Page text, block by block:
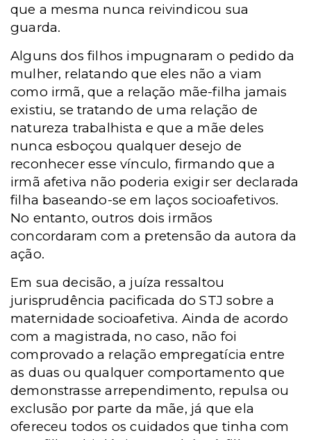
que a mesma nunca reivindicou sua
guarda.
Alguns dos filhos impugnaram o pedido da
mulher, relatando que eles não a viam
como irmã, que a relação mãe-filha jamais
existiu, se tratando de uma relação de
natureza trabalhista e que a mãe deles
nunca esboçou qualquer desejo de
reconhecer esse vínculo, firmando que a
irmã afetiva não poderia exigir ser declarada
filha baseando-se em laços socioafetivos.
No entanto, outros dois irmãos
concordaram com a pretensão da autora da
ação.
Em sua decisão, a juíza ressaltou
jurisprudência pacificada do STJ sobre a
maternidade socioafetiva. Ainda de acordo
com a magistrada, no caso, não foi
comprovado a relação empregatícia entre
as duas ou qualquer comportamento que
demonstrasse arrependimento, repulsa ou
exclusão por parte da mãe, já que ela
ofereceu todos os cuidados que tinha com